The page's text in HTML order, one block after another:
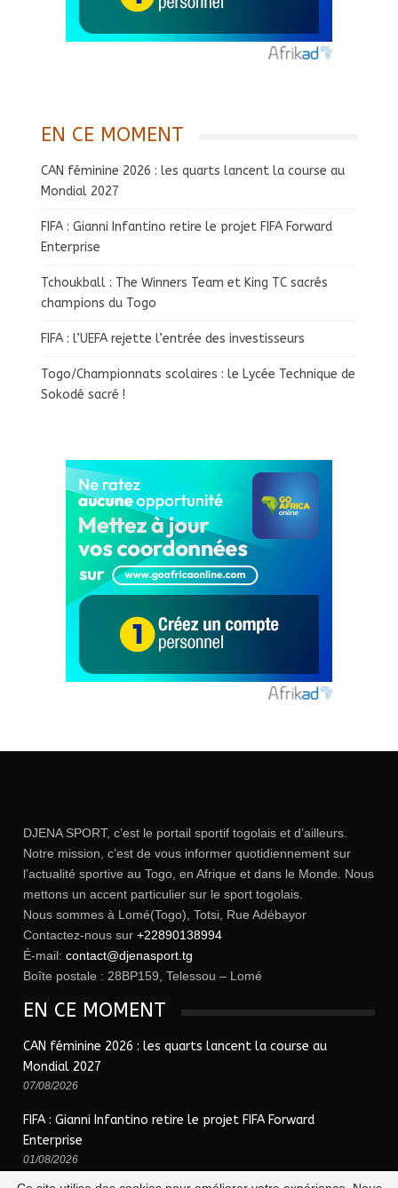
EN CE MOMENT
CAN féminine 2026 : les quarts lancent la course au
Mondial 2027
FIFA : Gianni Infantino retire le projet FIFA Forward
Enterprise
Tchoukball : The Winners Team et King TC sacrés
champions du Togo
FIFA : l’UEFA rejette l’entrée des investisseurs
Togo/Championnats scolaires : le Lycée Technique de
Sokodé sacré !
DJENA SPORT, c’est le portail sportif togolais et d’ailleurs.
Notre mission, c’est de vous informer quotidiennement sur
l’actualité sportive au Togo, en Afrique et dans le Monde. Nous
mettons un accent particulier sur le sport togolais.
Nous sommes à Lomé(Togo), Totsi, Rue Adébayor
Contactez-nous sur +22890138994
É-mail: contact@djenasport.tg
Boîte postale : 28BP159, Telessou – Lomé
EN CE MOMENT
CAN féminine 2026 : les quarts lancent la course au
Mondial 2027
07/08/2026
FIFA : Gianni Infantino retire le projet FIFA Forward
Enterprise
01/08/2026